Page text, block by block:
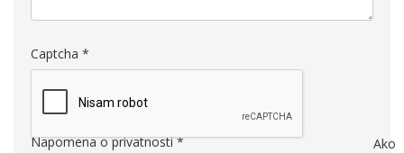
Captcha *
Napomena o privatnosti*
Ako